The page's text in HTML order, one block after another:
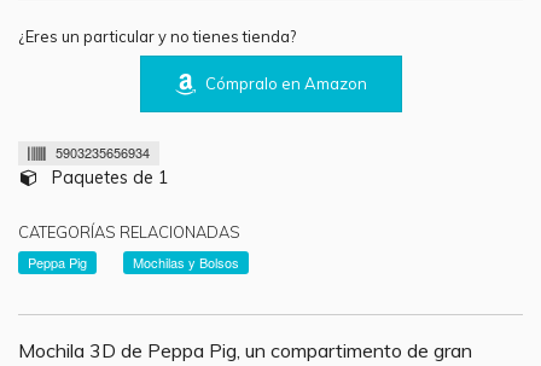
¿Eres un particular y no tienes tienda?
Cómpralo en Amazon
5903235656934
Paquetes de 1
CATEGORÍAS RELACIONADAS
Peppa Pig
Mochilas y Bolsos
Mochila 3D de Peppa Pig, un compartimento de gran